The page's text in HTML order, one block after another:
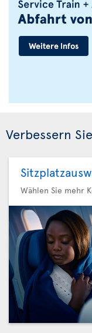
Verbessern
Wählen Sie mehr